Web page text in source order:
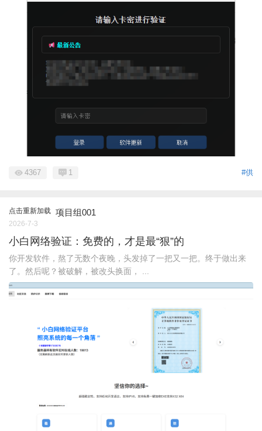
#供
4367 1
点击重新加载 项目组001
2026-7-3
小白网络验证：免费的，才是最“狠”的
你开发软件，熬了无数个夜晚，头发掉了一把又一把。终于做出来
了。然后呢？被破解，被改头换面， ...